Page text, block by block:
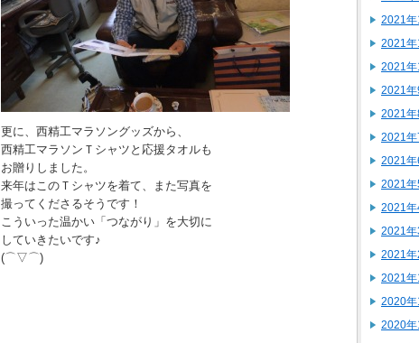
更に、西精工マラソングッズから、
西精工マラソンＴシャツと応援タオルも
お贈りしました。
来年はこのＴシャツを着て、また写真を
撮ってくださるそうです！
こういった温かい「つながり」を大切に
していきたいです♪
(⌒▽⌒)
2021年
2021年
2021年
2021年
2021年
2021年
2021年
2021年
2021年
2021年
2021年
2021年
2020年
2020年